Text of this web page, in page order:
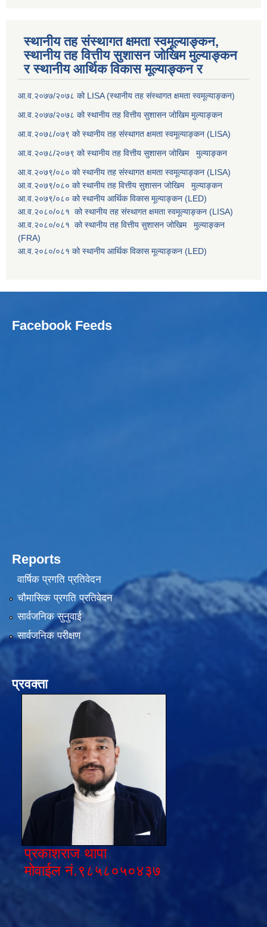
स्थानीय तह संस्थागत क्षमता स्वमूल्याङ्कन,
स्थानीय तह वित्तीय सुशासन जोखिम मुल्याङ्कन
र स्थानीय आर्थिक विकास मूल्याङ्कन र
आ.व.२०७७/२०७८ को LISA (स्थानीय तह संस्थागत क्षमता स्वमूल्याङ्कन)
आ.व.२०७७/२०७८ को स्थानीय तह वित्तीय सुशासन जोखिम मुल्याङ्कन
आ.व.२०७८/०७९ को स्थानीय तह संस्थागत क्षमता स्वमूल्याङ्कन (LISA)
आ.व.२०७८/२०७९ को स्थानीय तह वित्तीय सुशासन जोखिम मुल्याङ्कन
आ.व.२०७९/०८० को स्थानीय तह संस्थागत क्षमता स्वमूल्याङ्कन (LISA)
आ.व.२०७९/०८० को स्थानीय तह वित्तीय सुशासन जोखिम मुल्याङ्कन
आ.व.२०७९/०८० को स्थानीय आर्थिक विकास मूल्याङ्कन (LED)
आ.व.२०८०/०८१ को स्थानीय तह संस्थागत क्षमता स्वमूल्याङ्कन (LISA)
आ.व.२०८०/०८१ को स्थानीय तह वित्तीय सुशासन जोखिम मुल्याङ्कन
(FRA)
आ.व.२०८०/०८१ को स्थानीय आर्थिक विकास मूल्याङ्कन (LED)
Facebook Feeds
Reports
वार्षिक प्रगति प्रतिवेदन
चौमासिक प्रगति प्रतिवेदन
सार्वजनिक सुनुवाई
सार्वजनिक परीक्षण
प्रवक्ता
प्रकाशराज थापा
मोवाईल नं.९८५८०५०४३७